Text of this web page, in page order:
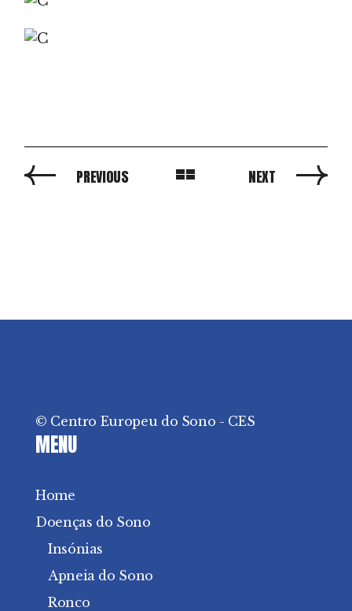
PREVIOUS NEXT
© Centro Europeu do Sono - CES
MENU
Home
Doenças do Sono
Insónias
Apneia do Sono
Ronco